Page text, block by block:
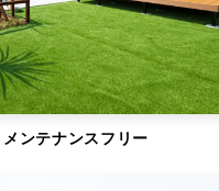
メンテナンスフリー